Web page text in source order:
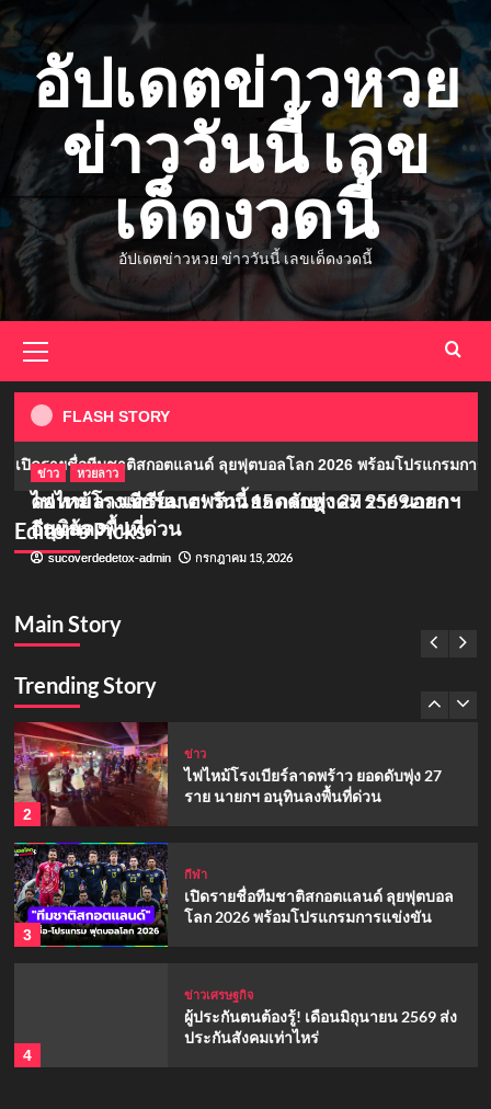
Skip
to
contentอัปเดตข่าวหวย
ข่าววันนี้ เลข
เด็ดงวดนี้
อัปเดตข่าวหวย ข่าววันนี้ เลขเด็ดงวดนี้
Menu
FLASH STORY
รายชื่อทีมชาติสกอตแลนด์ ลุยฟุตบอลโลก 2026 พร้อมโปรแกรมการแข่
Main Story
ข่าว
sucoverdedetox-admin
Editor’s Picks
หวย หวยลาว
คอหวยลาวเตรียมเฮ! วันนี้ 15 กรกฎาคม 2569 ออก
อีกแล้ว
sucoverdedetox-admin กรกฎาคม 15, 2026
ข่าว
ไฟไหม้โรงเบียร์ลาดพร้าว ยอดดับพุ่ง 27 ราย นายกฯ
อนุทินลงพื้นที่ด่วน
sucoverdedetox-admin กรกฎาคม 13, 2026
Trending Story
กีฬา
เปิดรายชื่อทีมชาติสกอตแลนด์ ลุยฟุตบอล
โลก 2026 พร้อมโปรแกรมการแข่งขัน
ข่าวเศรษฐกิจ
ข่าวเศรษฐกิจ
ได้ไหม
1
คอหวยลาวเตรียมเฮ! วันนี้ 15 กรกฎาคม
2
ข่าว
ไฟไหม้โรงเบียร์ลาดพร้าว ยอดดับพุ่ง 27
ราย นายกฯ อนุทินลงพื้นที่ด่วน
3
กีฬา
เปิดรายชื่อทีมชาติสกอตแลนด์ ลุยฟุตบอล
โลก 2026 พร้อมโปรแกรมการแข่งขัน
4
ข่าวเศรษฐกิจ
ผู้ประกันตนต้องรู้! เดือนมิถุนายน 2569 ส่ง
ประกันสังคมเท่าไหร่